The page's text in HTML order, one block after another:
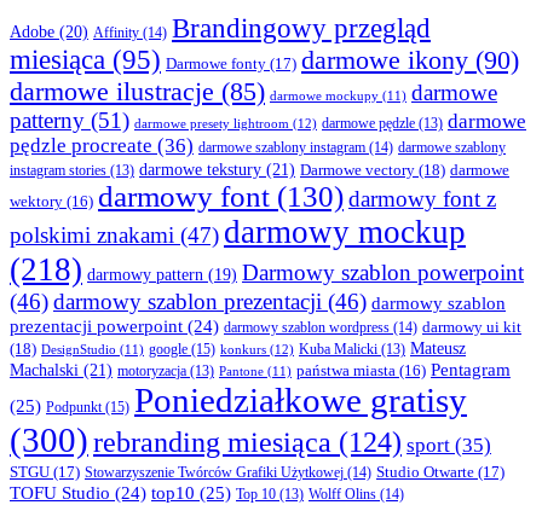
Adobe (20) Affinity (14) Brandingowy przegląd
miesiąca (95) Darmowe fonty (17) darmowe ikony (90)
darmowe ilustracje (85) darmowe mockupy (11) darmowe
patterny (51) darmowe presety lightroom (12) darmowe pędzle (13) darmowe
pędzle procreate (36) darmowe szablony instagram (14) darmowe szablony
instagram stories (13) darmowe tekstury (21) Darmowe vectory (18) darmowe
wektory (16) darmowy font (130)darmowy font z
polskimi znakami (47) darmowy mockup
(218) darmowy pattern (19) Darmowy szablon powerpoint
(46)darmowy szablon prezentacji (46) darmowy szablon
prezentacji powerpoint (24) darmowy szablon wordpress (14) darmowy ui kit
(18) DesignStudio (11) google (15) konkurs (12) Kuba Malicki (13) Mateusz
Machalski (21) motoryzacja (13) Pantone (11) państwa miasta (16) Pentagram
(25) Podpunkt(15) Poniedziałkowe gratisy
(300)rebranding miesiąca (124) sport (35)
STGU (17) Stowarzyszenie Twórców Grafiki Użytkowej (14) Studio Otwarte (17)
TOFU Studio (24) top10 (25) Top 10 (13) Wolff Olins (14)